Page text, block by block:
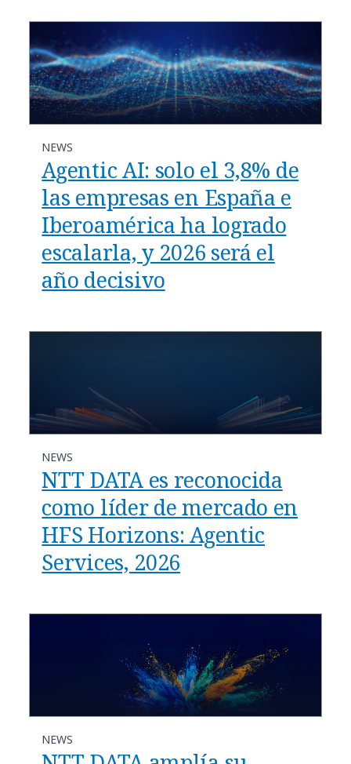
NEWS
Agentic AI: solo el 3,8% de
las empresas en España e
Iberoamérica ha logrado
escalarla, y 2026 será el
año decisivo
NEWS
NTT DATA es reconocida
como líder de mercado en
HFS Horizons: Agentic
Services, 2026
NEWS